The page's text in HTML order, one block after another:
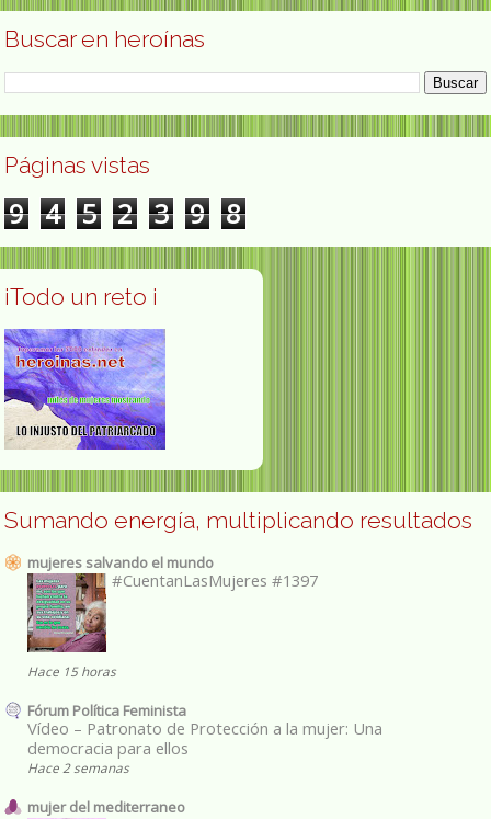
Buscar en heroínas
Páginas vistas
9 4 5 2 3 9 8
¡Todo un reto ¡
Sumando energía, multiplicando resultados
mujeres salvando el mundo
#CuentanLasMujeres #1397
Hace 15 horas
Fórum Política Feminista
Vídeo – Patronato de Protección a la mujer: Una
democracia para ellos
Hace 2 semanas
mujer del mediterraneo